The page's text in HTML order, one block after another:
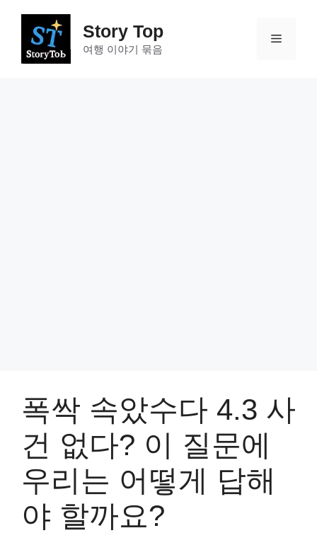
Story Top
여행 이야기 묶음
메
폭싹 속았수다 4.3 사
건 없다? 이 질문에
우리는 어떻게 답해
야 할까요?